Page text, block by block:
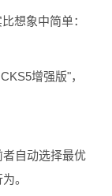
想象中简单：
增强版"，
自动选择最优
。